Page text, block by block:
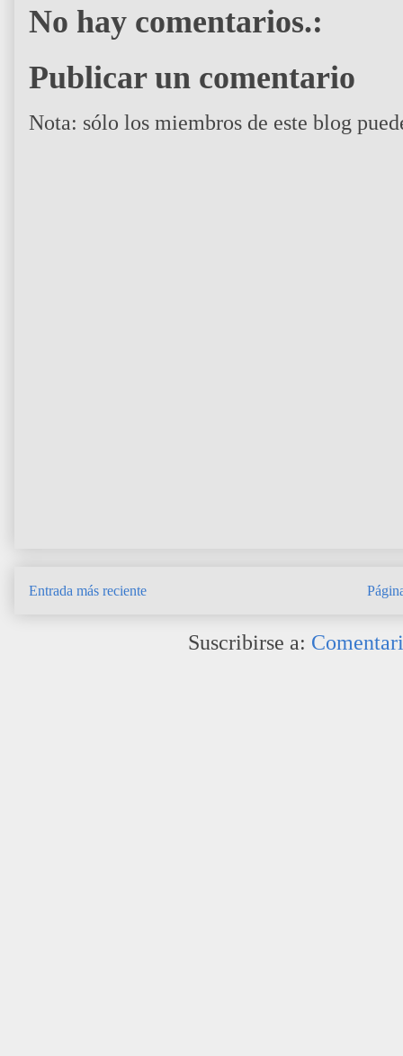
No hay comentarios.:
Publicar un comentario
Nota: sólo los miembros de este blog
Entrada más reciente
Suscribirse a: